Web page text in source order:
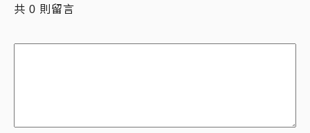
共 0 則留言